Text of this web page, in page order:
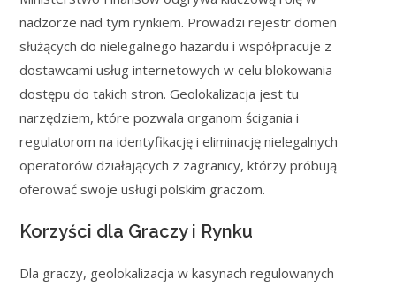
nadzorze nad tym rynkiem. Prowadzi rejestr domen
służących do nielegalnego hazardu i współpracuje z
dostawcami usług internetowych w celu blokowania
dostępu do takich stron. Geolokalizacja jest tu
narzędziem, które pozwala organom ścigania i
regulatorom na identyfikację i eliminację nielegalnych
operatorów działających z zagranicy, którzy próbują
oferować swoje usługi polskim graczom.
Korzyści dla Graczy i Rynku
Dla graczy, geolokalizacja w kasynach regulowanych